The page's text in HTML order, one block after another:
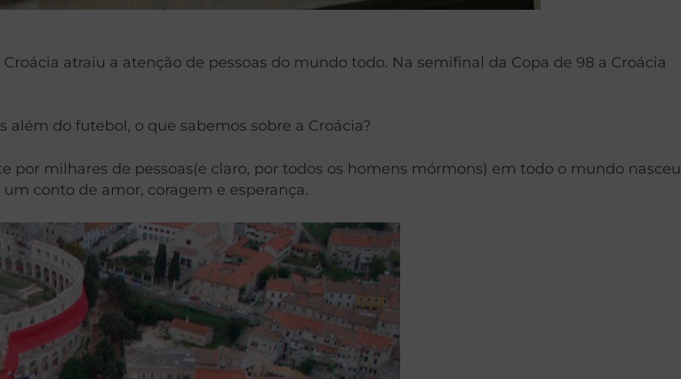
atraiu a atenção de pessoas do mundo todo. Na semifinal da Copa de 98 a Croácia
do futebol, o que sabemos sobre a Croácia?
milhares de pessoas(e claro, por todos os homens mórmons) em todo o mundo nasceu
conto de amor, coragem e esperança.